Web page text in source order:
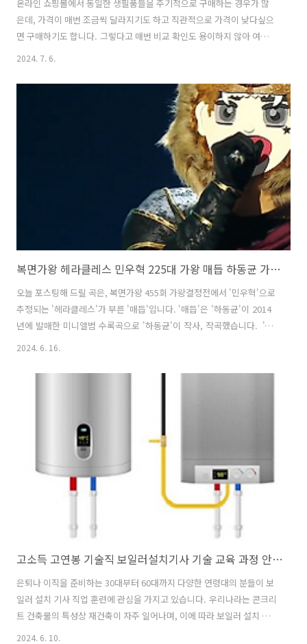
온라인 쇼핑몰에서 동일한 생필품들을 주기적으로 구매하는 경우가 많
은데, 가격이 매번 조금씩 달라지기도 하고 직관적으로 가격이 낮다싶으
면 구매하기도 합니다. 그렇다고 매번 비교 확인도 용이하지 않아 여러
방안을 모색하던 중 '지니알림'을 발견했습니다. 많이들 애용하시는 쿠
합니다. '지니알림'은 쿠팡의 다이나믹 프라이스 정책으로 인한 가격 변
동 및 최저가가 매일하는 변동함으로 발생하는 가격비교의 번거로움을
해결하기 위해 만들어진 어플입니다.'지니알림'을 통해 상품을 구입하면
포인트도 받을 수 있어 쿠팡 애용자에게는 필수적인 어플입니다. 쿠팡 가
격비교 및 변동알림, 최저가 알림, 앱테크 가능 어플 지니알림 에 대해 살
2024. 7. 6.
복면가왕 헤라클레스 민우혁 225대 가왕 매듭 하동균 가사 노래 뮤비 곡정보
오늘 포스팅해 드릴 곡은, 복면가왕 455회 가왕결정전에서 '민우혁'으로
추정되는 '헤라클레스'가 부른 '매듭'입니다. '매듭'은 '하동균'이 2014
년에 발매한 미니앨범 수록곡으로 '하동균'이 작사, 작곡했습니다. '헤
라클레스'가 도입부에서는 감미롭고 부드럽게 말하듯이 노래를 시작해
심이 담긴 목소리로 사람들의 마음을 묘하게 끌어당겼고, 파워풀한 가창
84:15로 꺾고 225대 가왕의 자리에 올랐습니다. 매듭 - 헤라클레스 / 하
동균 가사 눈을 다 부비고 오늘을 확인하고 어제 일을 지우고 ..
2024. 6. 16.
고소득 고연봉 기술직 보일러설치기사 기술 교육 과정 안내 & 온수기 에어컨｜직업 훈련 교육 채용 유망 창업 아이템 추천 창업 비용 자금｜더히트원
은퇴나 이직을 준비하는 30대부터 60대까지 다양한 연령대의 분들이 보
일러 설치 기사 직업 훈련에 관심을 가지고 있습니다. 우리나라는 콘크리
트 건축물의 특성상 재건축이 자주 일어나며, 이에 따라 보일러 설치 수
요도 증가하고 있습니다. 보일러 설치 기술자는 많은 수요가 있어 직업
2024. 6. 10.